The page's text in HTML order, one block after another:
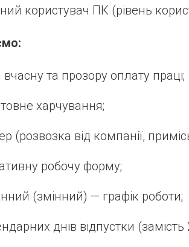
користувач ПК (рівень
:
та прозору оплату праці;
харчування;
(розвозка від компанії,
робочу форму;
(змінний) — графік роботи;
днів відпустки